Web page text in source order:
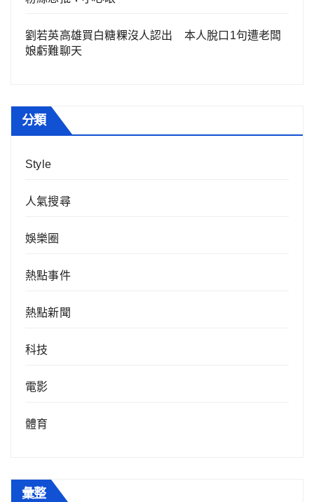
劉若英高雄買白糖粿沒人認出 本人脫口1句遭老闆
娘虧難聊天
分類
Style
人氣搜尋
娛樂圈
熱點事件
熱點新聞
科技
電影
體育
彙整